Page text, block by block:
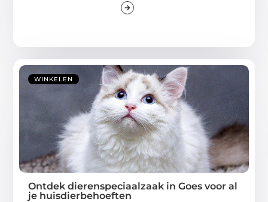
WINKELEN
Ontdek dierenspeciaalzaak in Goes voor al
je huisdierbehoeften